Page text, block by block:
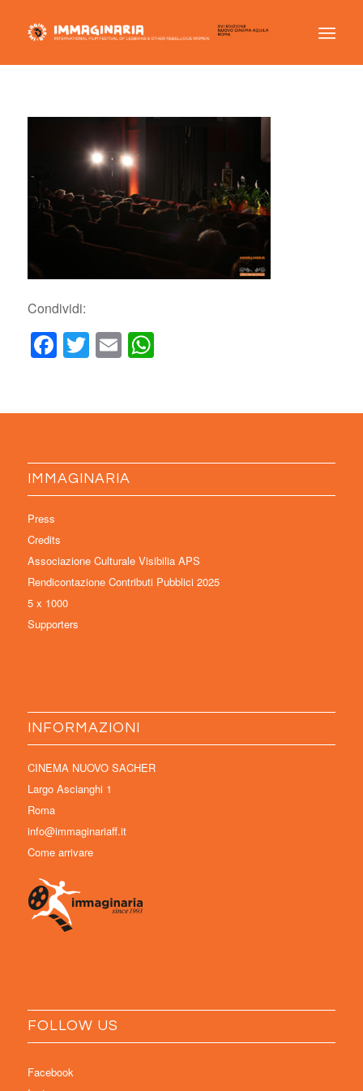
Condividi:
Facebook
Twitter
EmailWhatsApp
IMMAGINARIA
Press
Credits
Associazione Culturale Visibilia APS
Rendicontazione Contributi Pubblici 2025
5 x 1000
Supporters
INFORMAZIONI
CINEMA NUOVO SACHER
Largo Ascianghi 1
Roma
info@immaginariaff.it
Come arrivare
FOLLOW US
Facebook